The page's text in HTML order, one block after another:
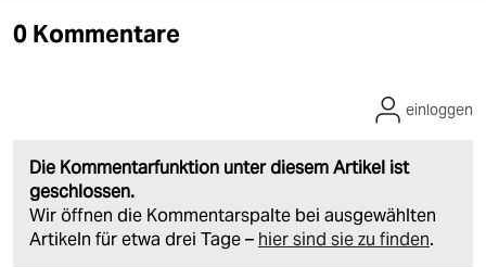
0 Kommentare
Die Kommentarfunktion unter diesem Artikel ist
geschlossen.
Wir öffnen die Kommentarspalte bei ausgewählten
Artikeln für etwa drei Tage – hier sind sie zu finden.
einloggen